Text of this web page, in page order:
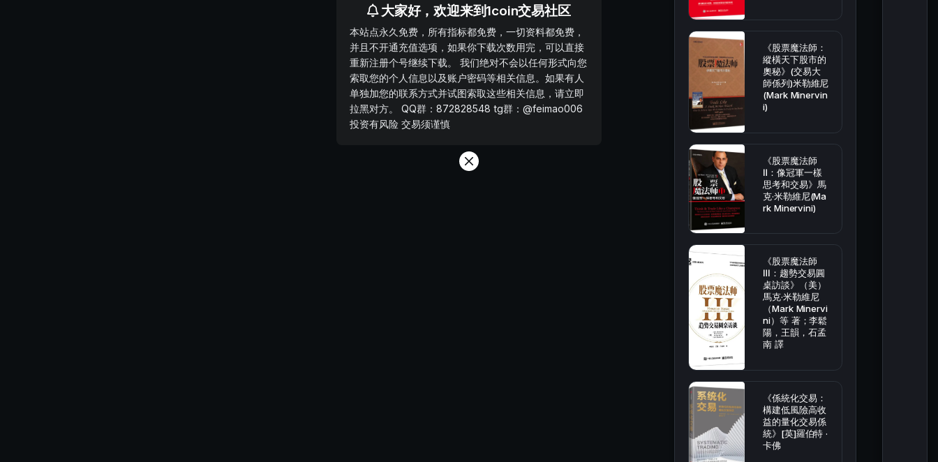
《股票魔法師：
縱橫天下股市的
奧秘》(交易大
師係列)米勒維尼
(Mark Minervin
i)
《股票魔法師
Ⅱ：像冠軍一樣
思考和交易》馬
克·米勒維尼(Ma
rk Minervini)
《股票魔法師
Ⅲ：趨勢交易圓
桌訪談》（美）
馬克·米勒維尼
（Mark Minervi
ni）等 著；李鬆
陽，王韻，石孟
南 譯
《係統化交易：
構建低風險高收
益的量化交易係
統》[英]羅伯特 ·
卡佛
大家好，欢迎来到1coin交易社区
本站点永久免费，所有指标都免费，一切资料都免费，
并且不开通充值选项，如果你下载次数用完，可以直接
重新注册个号继续下载。 我们绝对不会以任何形式向您
索取您的个人信息以及账户密码等相关信息。如果有人
单独加您的联系方式并试图索取这些相关信息，请立即
拉黑对方。 QQ群：872828548 tg群：@feimao006
投资有风险 交易须谨慎